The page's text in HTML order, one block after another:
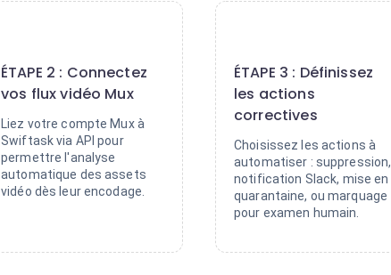
ÉTAPE 2 : Connectez
vos flux vidéo Mux
Liez votre compte Mux à
Swiftask via API pour
permettre l'analyse
automatique des assets
vidéo dès leur encodage.
ÉTAPE 3 : Définissez
les actions
correctives
Choisissez les actions à
automatiser : suppression,
notification Slack, mise en
quarantaine, ou marquage
pour examen humain.